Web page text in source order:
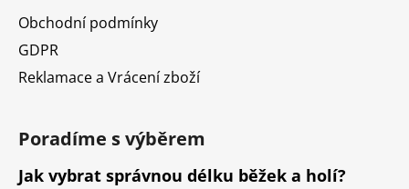
Obchodní podmínky
GDPR
Reklamace a Vrácení zboží
Poradíme s výběrem
Jak vybrat správnou délku běžek a holí?